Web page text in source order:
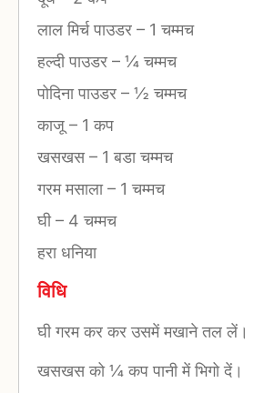
लाल मिर्च पाउडर – 1 चम्मच
हल्दी पाउडर – ¼ चम्मच
पोदिना पाउडर – ½ चम्मच
काजू – 1 कप
खसखस– 1 बडा चम्मच
गरम मसाला– 1 चम्मच
घी– 4 चम्मच
हरा धनिया
विधि
घी गरम कर कर उसमें मखाने तल लें।
खसखस को ¼ कप पानी में भिगो दें।